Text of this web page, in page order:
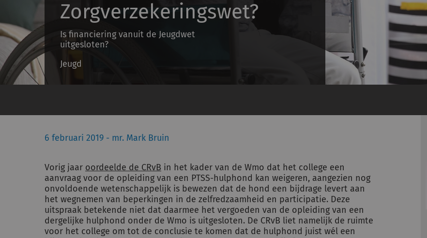
Zorgverzekeringswet?
Is financiering vanuit de Jeugdwet
uitgesloten?
Jeugd
6 februari 2019 - mr. Mark Bruin
Vorig jaar oordeelde de CRvB in het kader van de Wmo dat het college een
aanvraag voor de opleiding van een PTSS-hulphond kan weigeren, aangezien nog
onvoldoende wetenschappelijk is bewezen dat de hond een bijdrage levert aan
het wegnemen van beperkingen in de zelfredzaamheid en participatie. Deze
uitspraak betekende niet dat daarmee het vergoeden van de opleiding van een
dergelijke hulphond onder de Wmo is uitgesloten. De CRvB liet namelijk de ruimte
voor het college om tot de conclusie te komen dat de hulphond juist wél een